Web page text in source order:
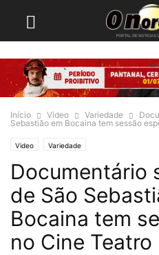
Início Video Variedade
Sebastião em Bocaina tem sessão
Video Variedade
Documentário
de São
Bocaina tem
no Cine Teatro